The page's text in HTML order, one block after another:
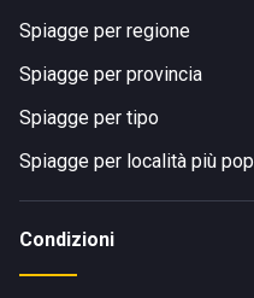
Spiagge per regione
Spiagge per provincia
Spiagge per tipo
Spiagge per località più
Condizioni